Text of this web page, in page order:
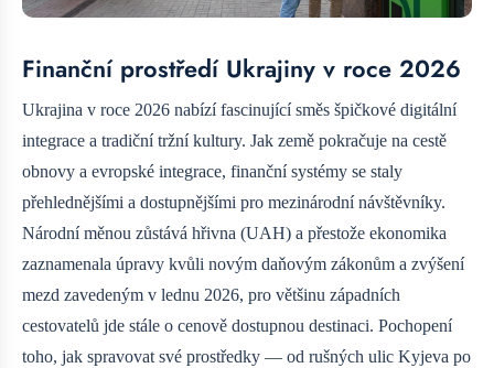
Finanční prostředí Ukrajiny v roce 2026
Ukrajina v roce 2026 nabízí fascinující směs špičkové digitální
integrace a tradiční tržní kultury. Jak země pokračuje na cestě
obnovy a evropské integrace, finanční systémy se staly
přehlednějšími a dostupnějšími pro mezinárodní návštěvníky.
Národní měnou zůstává hřivna (UAH) a přestože ekonomika
zaznamenala úpravy kvůli novým daňovým zákonům a zvýšení
mezd zavedeným v lednu 2026, pro většinu západních
cestovatelů jde stále o cenově dostupnou destinaci. Pochopení
toho, jak spravovat své prostředky — od rušných ulic Kyjeva po